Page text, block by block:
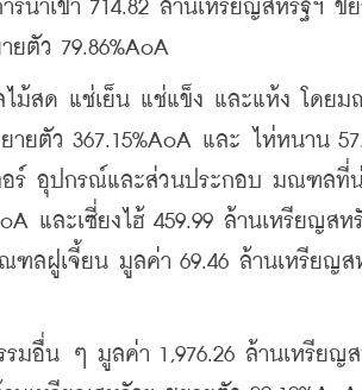
นำเข้า 714.82 ล้านเหรียญสหรัฐฯ ข
ยตัว 79.86%AoA
ม้สด แช่เย็น แช่แข็ง และแห้ง โดย
ยตัว 367.15%AoA และ
ไห่หนาน
อร์ อุปกรณ์และส่วนประกอบ มณฑลที่
และเซี่ยงไฮ้ 459.99 ล้านเหรียญสห
ลฝูเจี้ยน มูลค่า 69.46 ล้านเหรียญส
อื่น ๆ มูลค่า 1,976.26 ล้านเหรียญส